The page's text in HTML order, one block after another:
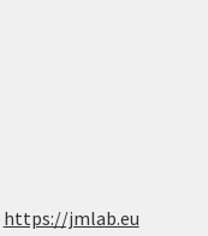
https://jmlab.eu